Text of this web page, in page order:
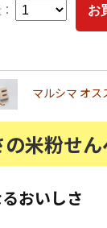
お
マルシマ オス
米粉せ
おいしさ